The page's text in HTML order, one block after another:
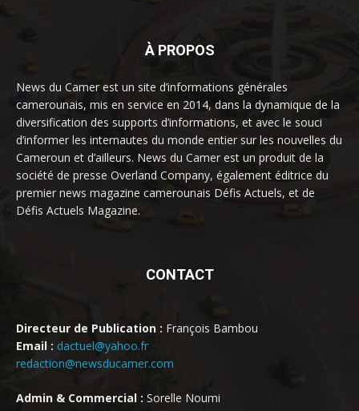
À PROPOS
News du Camer est un site d’informations générales
camerounais, mis en service en 2014, dans la dynamique de la
diversification des supports d’informations, et avec le souci
d’informer les internautes du monde entier sur les nouvelles du
Cameroun et d’ailleurs. News du Camer est un produit de la
société de presse Overland Company, également éditrice du
premier news magazine camerounais Défis Actuels, et de
Défis Actuels Magazine.
CONTACT
Directeur de Publication : François Bambou
Email : dactuel@yahoo.fr
redaction@newsducamer.com
Admin & Commercial : Sorelle Noumi